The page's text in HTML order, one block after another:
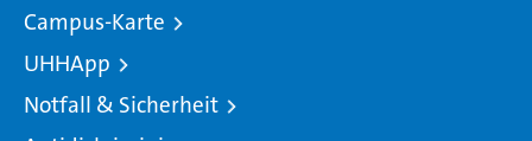
Campus-Karte
UHHApp
Notfall & Sicherheit